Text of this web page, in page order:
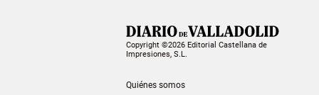
Copyright ©2026 Editorial Castellana de
Impresiones, S.L.
Quiénes somos